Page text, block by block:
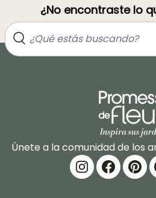
¿No encontraste lo
Únete a la comunidad de los